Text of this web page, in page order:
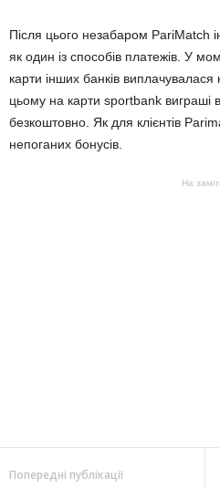
Після цього незабаром PariMatch
як один із способів платежів. У
карти інших банків виплачувалася
цьому на карти sportbank виграші
безкоштовно. Як для клієнтів
непоганих бонусів.
На
Попередні публікації